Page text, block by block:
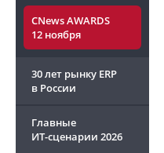
CNews AWARDS
12 ноября
30 лет рынку ERP
в России
Главные
ИТ-сценарии 2026